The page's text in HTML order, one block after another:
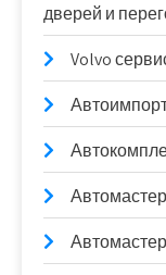
дверей и
Volvo
Автомастер